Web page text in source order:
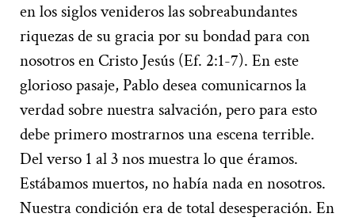
en los siglos venideros las sobreabundantes
riquezas de su gracia por su bondad para con
nosotros en Cristo Jesús (Ef. 2:1-7). En este
glorioso pasaje, Pablo desea comunicarnos la
verdad sobre nuestra salvación, pero para esto
debe primero mostrarnos una escena terrible.
Del verso 1 al 3 nos muestra lo que éramos.
Estábamos muertos, no había nada en nosotros.
Nuestra condición era de total desesperación. En